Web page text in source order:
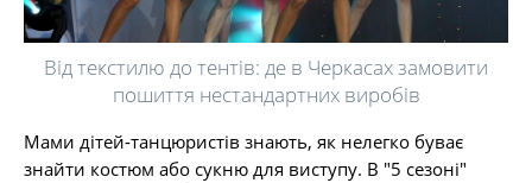
Від текстилю до тентів: де в Черкасах замовити
пошиття нестандартних виробів
Мами дітей-танцюристів знають, як нелегко буває
знайти костюм або сукню для виступу. В "5 сезоні"